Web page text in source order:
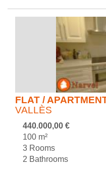
FLAT /
VALLÈS
440.000,00 €
100 m²
3 Rooms
2 Bathrooms